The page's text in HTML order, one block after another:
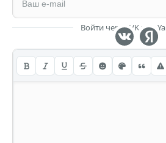
Войти через VK или